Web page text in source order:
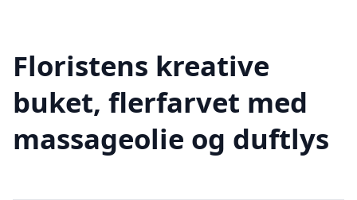
Floristens kreative
buket, flerfarvet med
massageolie og duftlys